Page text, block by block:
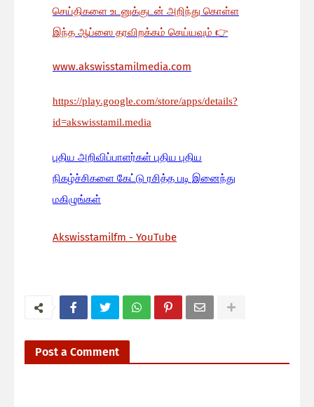
செய்திகளை உடனுக்குடன் அறிந்து கொள்ள
இந்த ஆப்ஸை தரவிறக்கம் செய்யவும் 👉
www.akswisstamilmedia.com
https://play.google.com/store/apps/details?
id=akswisstamil.media
புதிய அறிவிப்பாளர்கள் புதிய புதிய
நிகழ்ச்சிகளை கேட்டு ரசித்த படி இனைந்து
மகிழுங்கள்
Akswisstamilfm - YouTube
Post a Comment